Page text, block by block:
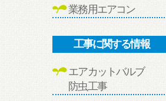
業務用エアコン
工事に関する情報
エアカットバルブ
防虫工事